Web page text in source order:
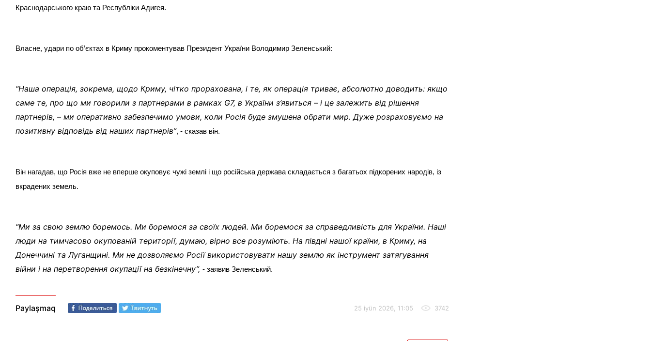
Краснодарського краю та Республіки Адигея.
Власне, удари по об’єктах в Криму прокоментував Президент України Володимир Зеленський:
“Наша операція, зокрема, щодо Криму, чітко прорахована, і те, як операція триває, абсолютно доводить: якщо
саме те, про що ми говорили з партнерами в рамках G7, в України з’явиться – і це залежить від рішення
партнерів, – ми оперативно забезпечимо умови, коли Росія буде змушена обрати мир. Дуже розраховуємо на
позитивну відповідь від наших партнерів”, - сказав він.
Він нагадав, що Росія вже не вперше окуповує чужі землі і що російська держава складається з багатьох підкорених народів, із
вкрадених земель.
“Ми за свою землю боремось. Ми боремося за своїх людей. Ми боремося за справедливість для України. Наші
люди на тимчасово окупованій території, думаю, вірно все розуміють. На півдні нашої країни, в Криму, на
Донеччині та Луганщині. Ми не дозволяємо Росії використовувати нашу землю як інструмент затягування
війни і на перетворення окупації на безкінечну”, - заявив Зеленський.
Paylaşmaq 25 iyün 2026, 11:05 3742